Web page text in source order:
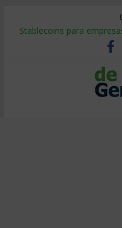
Stablecoins para
Despido silencioso: qué
IA en selección de
Trabajo forzoso en la
Mercado hispano de EE.